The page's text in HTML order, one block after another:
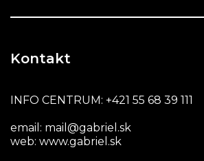
Kontakt
INFO CENTRUM: +421 55 68 39 111
email: mail@gabriel.sk
web: www.gabriel.sk